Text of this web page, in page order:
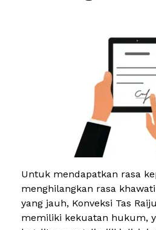
Untuk mendapatkan rasa
menghilangkan rasa
yang jauh, Konveksi Tas
memiliki kekuatan hukum,